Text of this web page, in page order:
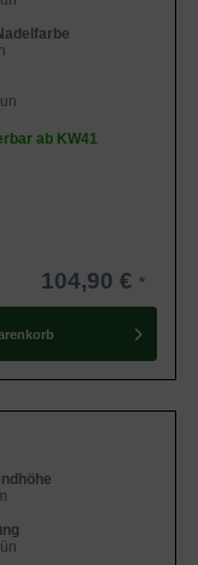
ab KW41
104,90 €